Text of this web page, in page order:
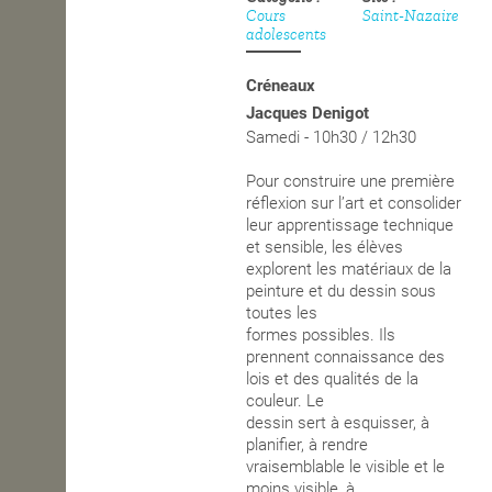
Cours
adolescents
Saint-Nazaire
Créneaux
Jacques Denigot
Samedi - 10h30 / 12h30
Pour construire une première
réflexion sur l’art et consolider
leur apprentissage technique
et sensible, les élèves
explorent les matériaux de la
peinture et du dessin sous
toutes les
formes possibles. Ils
prennent connaissance des
lois et des qualités de la
couleur. Le
dessin sert à esquisser, à
planifier, à rendre
vraisemblable le visible et le